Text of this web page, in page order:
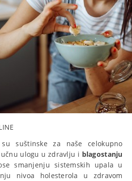
suštinske za naše celokupno
ulogu u zdravlju i blagostanju
smanjenju sistemskih upala u
nivoa holesterola u zdravom